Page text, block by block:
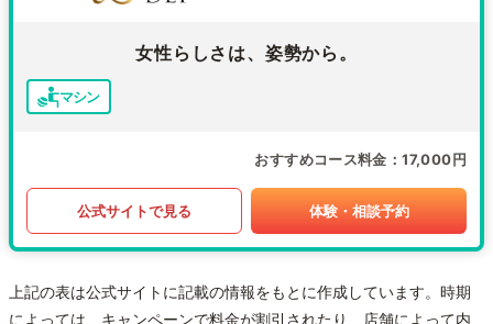
女性らしさは、姿勢から。
マシン
おすすめコース料金 17,000円
公式サイトで見る 体験・相談予約
上記の表は公式サイトに記載の情報をもとに作成しています。時期
によっては、キャンペーンで料金が割引されたり、店舗によって内